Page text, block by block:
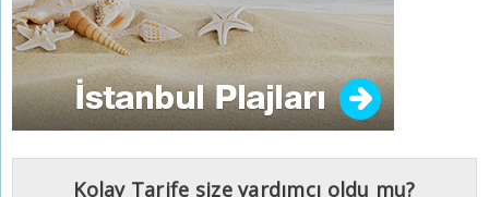
Kolay Tarife size yardımcı oldu mu?